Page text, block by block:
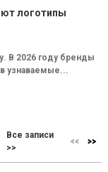
логотипы
В 2026 году бренды
узнаваемые...
Все записи
>>